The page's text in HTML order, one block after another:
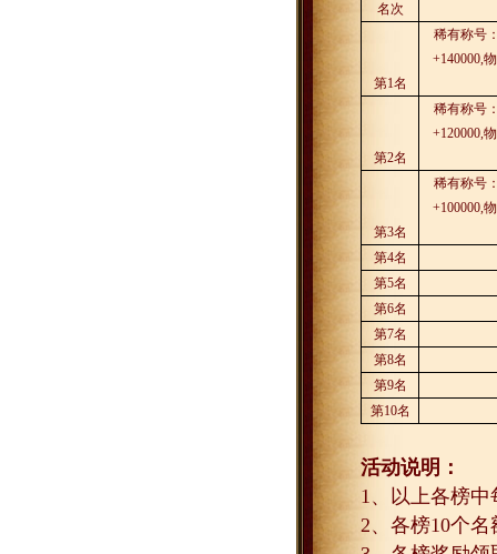
名次
第1名
稀有称号
+140000,
第2名
稀有称号
+120000,
第3名
稀有称号
+100000,
第4名
第5名
第6名
第7名
第8名
第9名
第10名
活动说明：
1、以上各榜中
2、各榜10个名